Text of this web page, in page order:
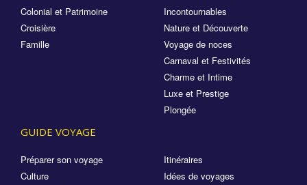
Colonial et Patrimoine
Croisière
Famille
Incontournables
Nature et Découverte
Voyage de noces
Carnaval et Festivités
Charme et Intime
Luxe et Prestige
Plongée
GUIDE VOYAGE
Préparer son voyage
Culture
Itinéraires
Idées de voyages